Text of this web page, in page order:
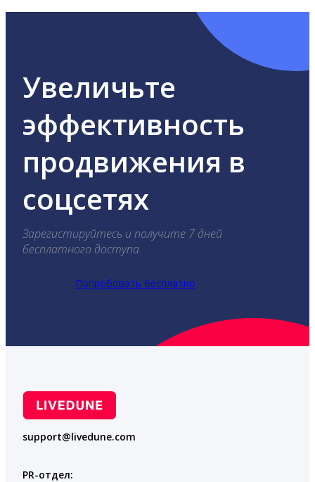
Увеличьте
эффективность
продвижения в
соцсетях
Зарегистируйтесь и получите 7 дней
бесплатного доступа.
Попробовать бесплатно
support@livedune.com
PR-отдел: